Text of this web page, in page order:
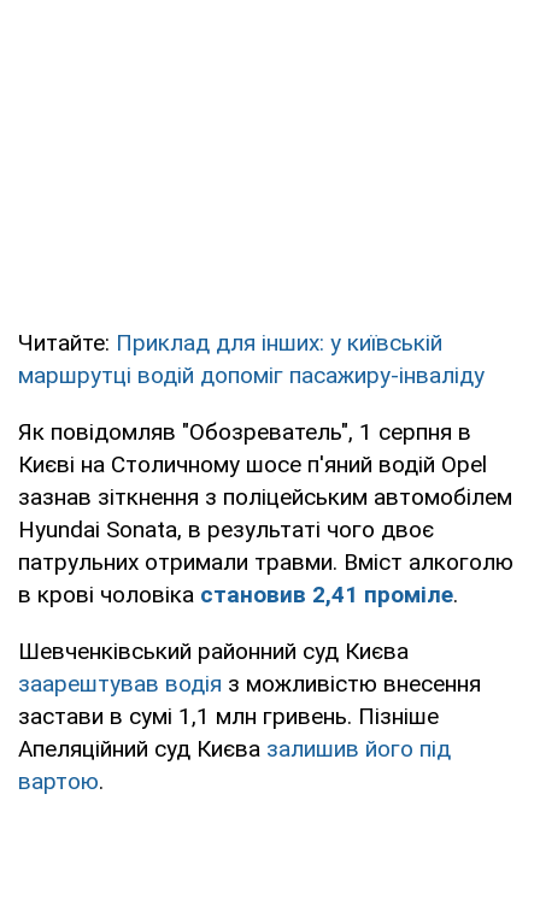
Читайте: Приклад для інших: у київській
маршрутці водій допоміг пасажиру-інваліду
Як повідомляв "Обозреватель", 1 серпня в
Києві на Столичному шосе п'яний водій Оpel
зазнав зіткнення з поліцейським автомобілем
Hyundai Sonata, в результаті чого двоє
патрульних отримали травми. Вміст алкоголю
в крові чоловіка становив 2,41 проміле.
Шевченківський районний суд Києва
заарештував водія з можливістю внесення
застави в сумі 1,1 млн гривень. Пізніше
Апеляційний суд Києва залишив його під
вартою.